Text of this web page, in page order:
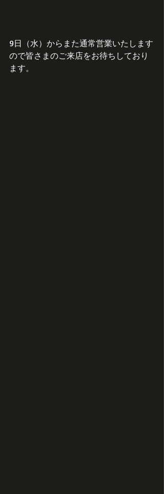
9日（水）からまた通常営業いたします
ので皆さまのご来店をお待ちしており
ます。